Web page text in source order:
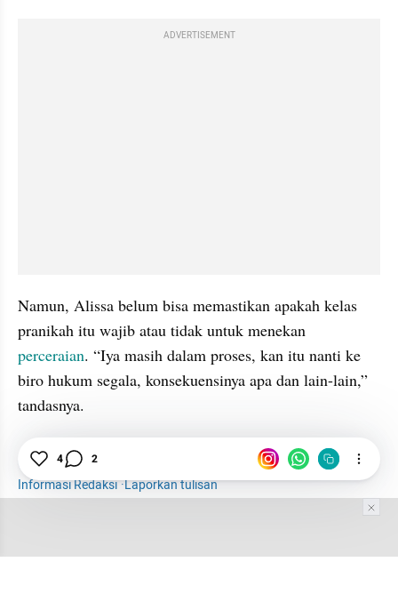
ADVERTISEMENT
Namun, Alissa belum bisa memastikan apakah kelas
perceraian. “Iya masih dalam proses, kan itu nanti ke
biro hukum segala, konsekuensinya apa dan lain-lain,”
tandasnya.
Pernikahan
Jurnalisme Data
Informasi Redaksi·Laporkan tulisan
4 2